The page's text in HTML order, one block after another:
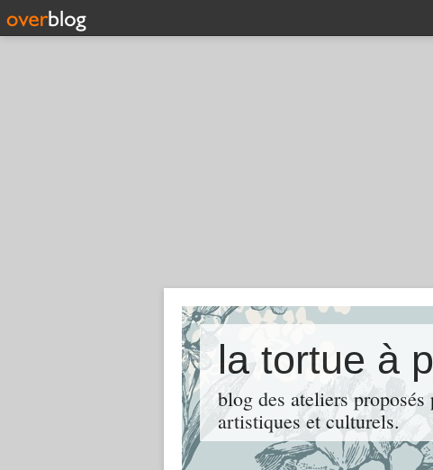
la tortue à
blog des ateliers
artistiques et culturels.